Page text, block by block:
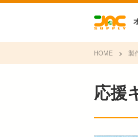
HOME > 製
応援